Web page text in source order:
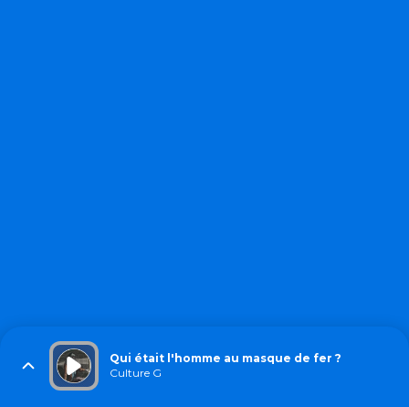
Qui était l'homme au masque de fer ?
Culture G